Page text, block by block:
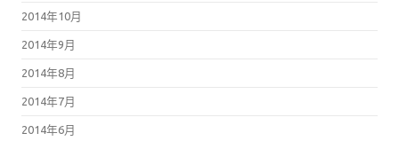
2014年10月
2014年9月
2014年8月
2014年7月
2014年6月